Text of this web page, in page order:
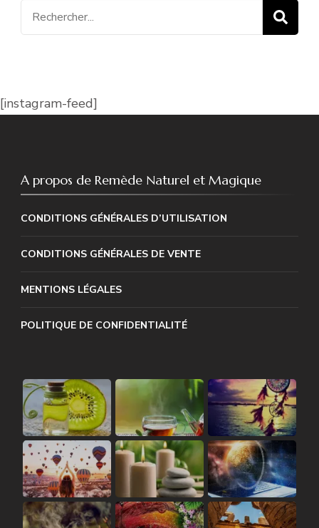
Recherche
pour
[instagram-feed]
A propos de Remède Naturel et Magique
CONDITIONS GÉNÉRALES D’UTILISATION
CONDITIONS GÉNÉRALES DE VENTE
MENTIONS LÉGALES
POLITIQUE DE CONFIDENTIALITÉ